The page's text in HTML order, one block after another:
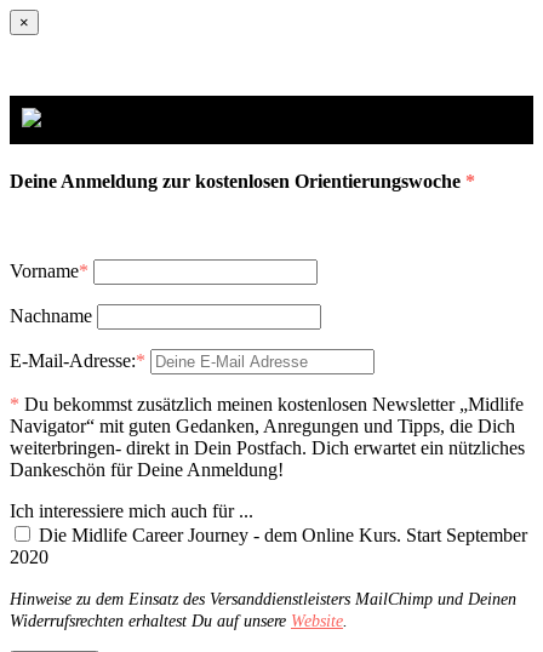
×
Deine Anmeldung zur kostenlosen Orientierungswoche *
Vorname*
Nachname
E-Mail-Adresse:*
* Du bekommst zusätzlich meinen kostenlosen Newsletter „Midlife
Navigator“ mit guten Gedanken, Anregungen und Tipps, die Dich
weiterbringen- direkt in Dein Postfach. Dich erwartet ein nützliches
Dankeschön für Deine Anmeldung!
Ich interessiere mich auch für ...
Die Midlife Career Journey - dem Online Kurs. Start September
2020
Hinweise zu dem Einsatz des Versanddienstleisters MailChimp und Deinen
Widerrufsrechten erhaltest Du auf unsere Website